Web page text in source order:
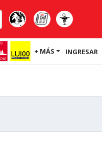
+ MÁS INGRESAR